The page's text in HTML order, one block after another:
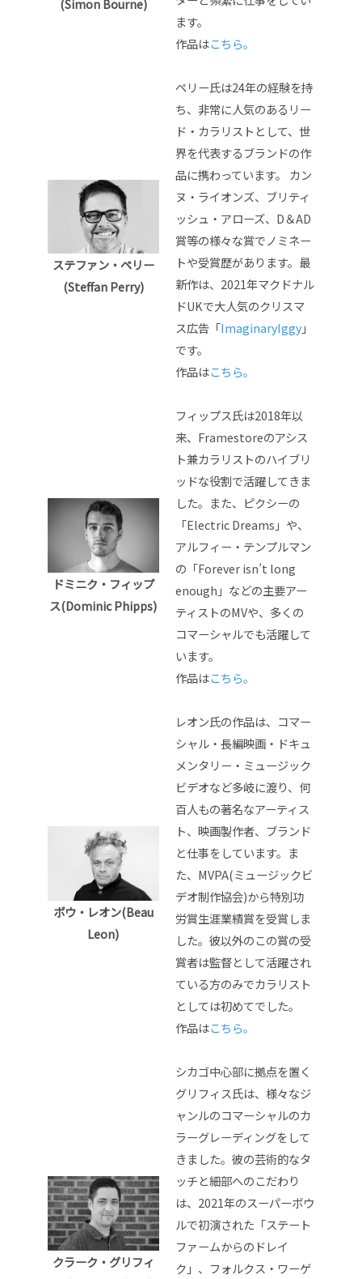
ます。
作品はこちら。
ステファン・ペリー
(Steffan Perry)
ペリー氏は24年の経験を持
ち、非常に人気のあるリー
ド・カラリストとして、世
界を代表するブランドの作
品に携わっています。 カン
ヌ・ライオンズ、ブリティ
ッシュ・アローズ、D＆AD
賞等の様々な賞でノミネー
トや受賞歴があります。最
新作は、2021年マクドナル
ドUKで大人気のクリスマ
ス広告「ImaginaryIggy」
です。
作品はこちら。
ドミニク・フィップ
ス(Dominic Phipps)
フィップス氏は2018年以
来、Framestoreのアシス
ト兼カラリストのハイブリ
ッドな役割で活躍してきま
した。また、ピクシーの
「Electric Dreams」や、
アルフィー・テンプルマン
の「Forever isn’t long
enough」などの主要アー
ティストのMVや、多くの
コマーシャルでも活躍して
います。
作品はこちら。
ボウ・レオン(Beau
Leon)
レオン氏の作品は、コマー
シャル・長編映画・ドキュ
メンタリー・ミュージック
ビデオなど多岐に渡り、何
百人もの著名なアーティス
ト、映画製作者、ブランド
と仕事をしています。ま
た、MVPA(ミュージックビ
デオ制作協会)から特別功
労賞生涯業績賞を受賞しま
した。彼以外のこの賞の受
賞者は監督として活躍され
ている方のみでカラリスト
としては初めてでした。
作品はこちら。
クラーク・グリフィ
シカゴ中心部に拠点を置く
グリフィス氏は、様々なジ
ャンルのコマーシャルのカ
ラーグレーディングをして
きました。彼の芸術的なタ
ッチと細部へのこだわり
は、2021年のスーパーボウ
ルで初演された「ステート
ファームからのドレイ
ク」、フォルクス・ワーゲ